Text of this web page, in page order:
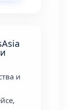
и